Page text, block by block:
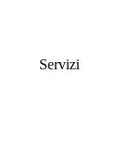
Servizi